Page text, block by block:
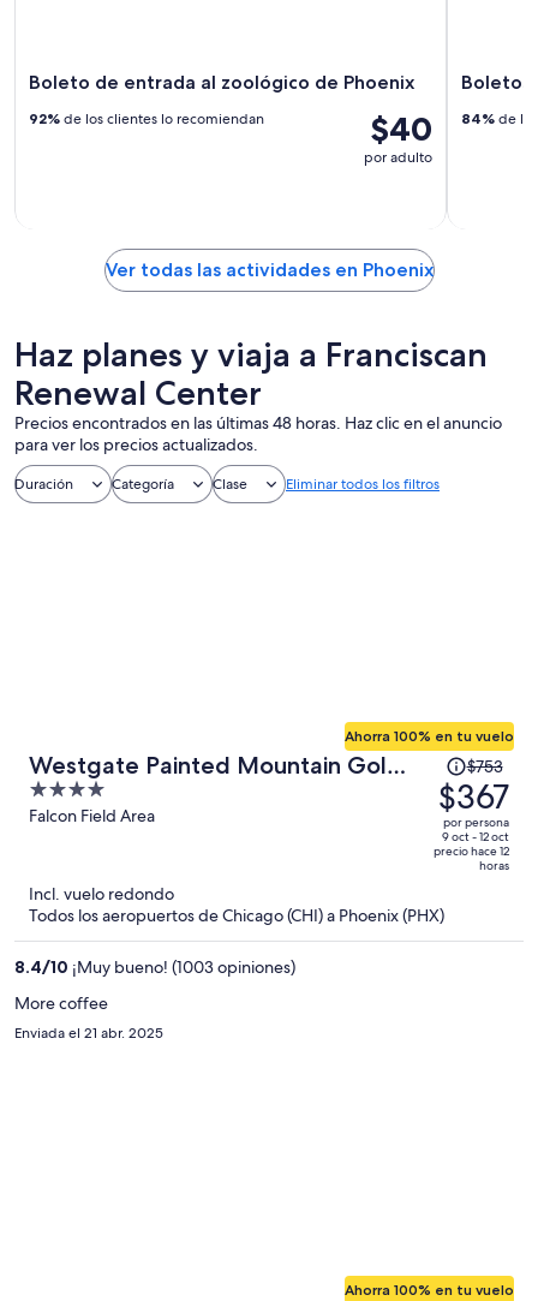
Boleto de entrada al zoológico de Phoenix
$40
por adulto
92% de los clientes lo recomiendan
Boletos
84% de
Ver todas las actividades en Phoenix
Haz planes y viaja a Franciscan
Renewal Center
Precios encontrados en las últimas 48 horas. Haz clic en el anuncio
para ver los precios actualizados.
Duración Categoría Clase Eliminar todos los filtros
Westgate Painted Mountain Golf
Resort
4
out
Falcon Field Area
Ahorra 100% en tu vuelo
El
precio
era
de
$753
ahora
es
$753
$367
por persona
9 oct - 12 oct
precio hace 12
horas
Incl. vuelo redondo
Todos los aeropuertos de Chicago (CHI) a Phoenix (PHX)
8.4/10 ¡Muy bueno! (1003 opiniones)
More coffee
Enviada el 21 abr. 2025
Ahorra 100% en tu vuelo